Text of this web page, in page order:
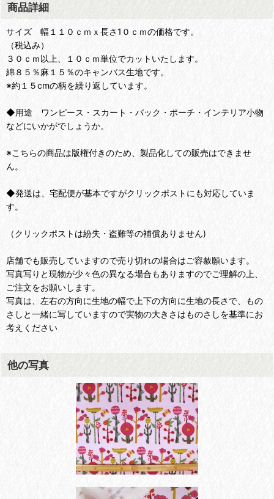
商品詳細
サイズ 幅１１０ｃｍｘ長さ1０ｃｍの価格です。
（税込み）
３０ｃｍ以上、１０ｃｍ単位でカットいたします。
綿８５％麻１５％のキャンバス生地です。
※約１５cmの柄を繰り返しています。
◆用途 ワンピース・スカート・バック・ポーチ・インテリア小物
などにいかがでしょうか。
※こちらの商品は版権付きのため、製品化しての販売はできませ
ん。
◆発送は、宅配便が基本ですがクリックポストにも対応していま
す。
（クリックポストは紛失・盗難等の補償ありません)
店舗でも販売していますので売り切れの場合はご容赦願います。
写真写りと現物が少々色の異なる場合もありますのでご理解の上、
ご注文をお願いします。
写真は、左右の方向に生地の幅で上下の方向に生地の長さで、もの
さしと一緒に写していますので実物の大きさはものさしを基準にお
考えください
他の写真